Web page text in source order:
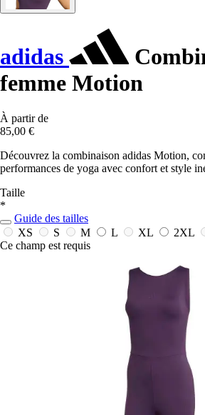
adidas
femme Motion
À partir de
85,00 €
Découvrez la combinaison adidas Motion,
performances de yoga avec confort et style
Taille
*
Guide des tailles
XS
S M L XL 2XL
Ce champ est requis